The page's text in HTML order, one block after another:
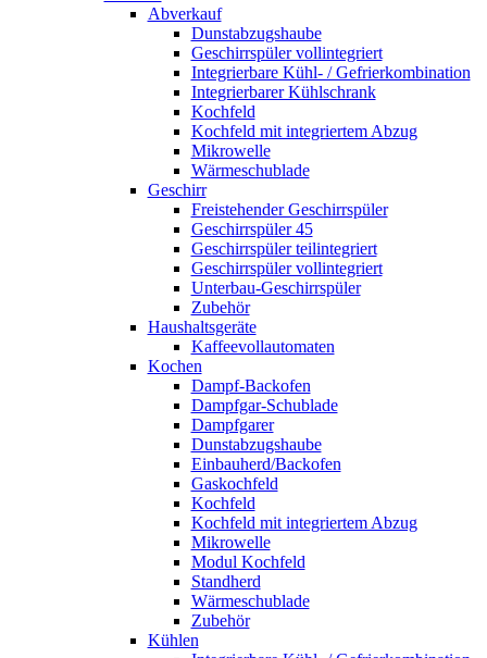
Abverkauf
Dunstabzugshaube
Geschirrspüler vollintegriert
Integrierbare Kühl- / Gefrierkombination
Integrierbarer Kühlschrank
Kochfeld
Kochfeld mit integriertem Abzug
Mikrowelle
Wärmeschublade
Geschirr
Freistehender Geschirrspüler
Geschirrspüler 45
Geschirrspüler teilintegriert
Geschirrspüler vollintegriert
Unterbau-Geschirrspüler
Zubehör
Haushaltsgeräte
Kaffeevollautomaten
Kochen
Dampf-Backofen
Dampfgar-Schublade
Dampfgarer
Dunstabzugshaube
Einbauherd/Backofen
Gaskochfeld
Kochfeld
Kochfeld mit integriertem Abzug
Mikrowelle
Modul Kochfeld
Standherd
Wärmeschublade
Zubehör
Kühlen